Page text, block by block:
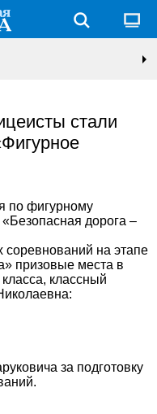
стали
по фигурному
дорога –
соревнований на этапе
призовые места в
классный
за подготовку